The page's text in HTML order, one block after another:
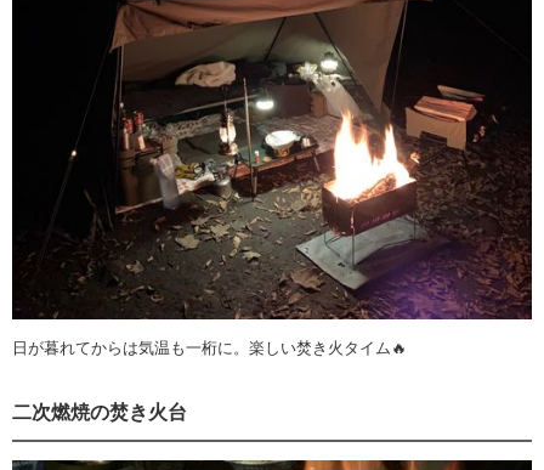
日が暮れてからは気温も一桁に。楽しい焚き火タイム🔥
二次燃焼の焚き火台